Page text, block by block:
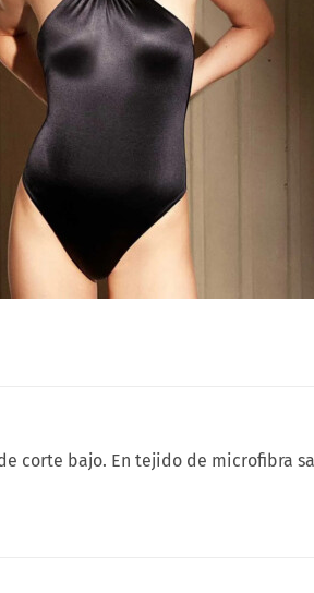
corte bajo. En tejido de microfibra